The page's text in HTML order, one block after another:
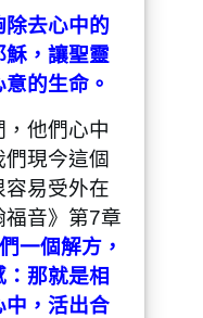
去心中的
，讓聖靈
的生命。
他們心中
現今這個
易受外在
音》第7章
一個解方，
那就是相
中，活出合